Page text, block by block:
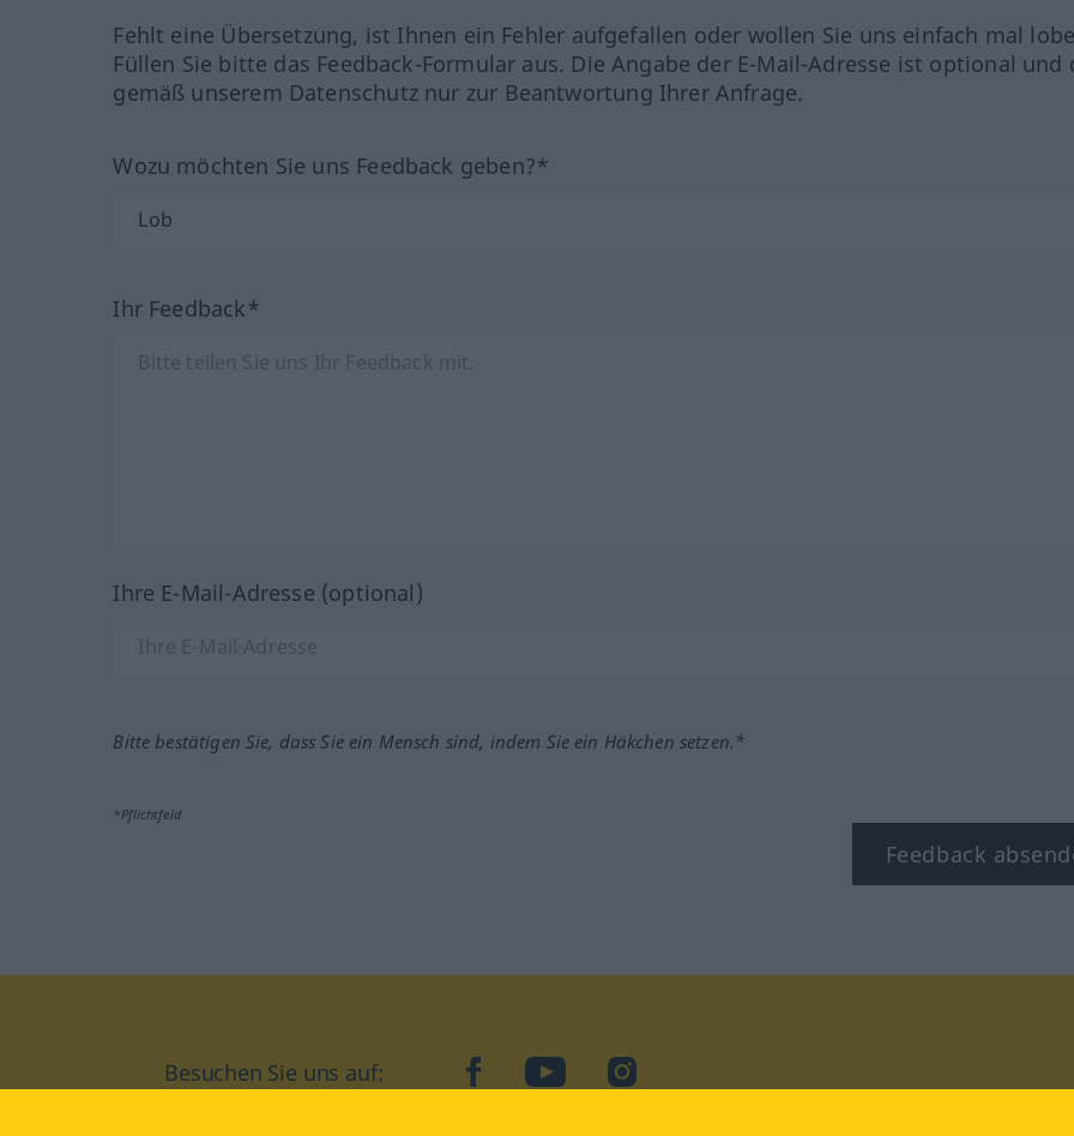
Fehlt eine Übersetzung, ist Ihnen ein Fehler aufgefallen oder wollen Sie uns einfach mal
Füllen Sie bitte das Feedback-Formular aus. Die Angabe der E-Mail-Adresse ist optional und
gemäß unserem Datenschutz nur zur Beantwortung Ihrer Anfrage.
Wozu möchten Sie uns Feedback geben?*
Ihr Feedback*
Ihre E-Mail-Adresse (optional)
Bitte bestätigen Sie, dass Sie ein Mensch sind, indem Sie ein Häkchen setzen.*
*Pflichtfeld
Feedback
Besuchen Sie uns auf: facebookYouTubeInstagram